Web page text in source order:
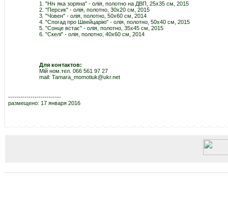
1. "Ніч яка зоряна" - олія, полотно на ДВП, 25х35 см, 2015
2. "Персик" - олія, полотно, 30х20 см, 2015
3. "Човен" - олія, полотно, 50х60 см, 2014
4. "Спогад про Швейцарію" - олія, полотно, 50х40 см, 2015
5. "Сонце встає" - олія, полотно, 35х45 см, 2015
6. "Скелі" - олія, полотно, 40х60 см, 2014
Для контактов:
Мій ном.тел. 066 561 97 27
mail: Tamara_momotiuk@ukr.net
--------------------------
размещено: 17 января 2016